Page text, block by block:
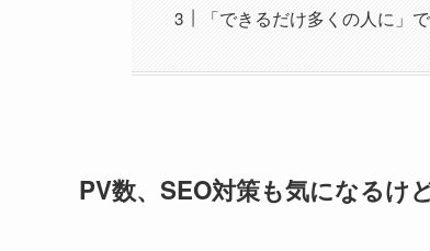
「できるだけ多くの人に」
PV数、SEO対策も気になるけ